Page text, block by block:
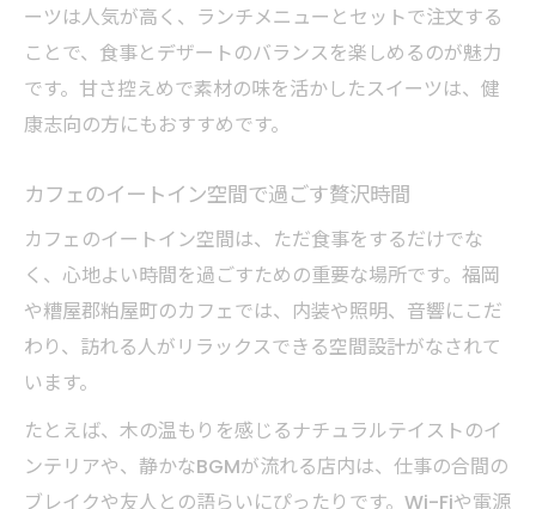
ーツは人気が高く、ランチメニューとセットで注文する
ことで、食事とデザートのバランスを楽しめるのが魅力
です。甘さ控えめで素材の味を活かしたスイーツは、健
康志向の方にもおすすめです。
カフェのイートイン空間で過ごす贅沢時間
カフェのイートイン空間は、ただ食事をするだけでな
く、心地よい時間を過ごすための重要な場所です。福岡
や糟屋郡粕屋町のカフェでは、内装や照明、音響にこだ
わり、訪れる人がリラックスできる空間設計がなされて
います。
たとえば、木の温もりを感じるナチュラルテイストのイ
ンテリアや、静かなBGMが流れる店内は、仕事の合間の
ブレイクや友人との語らいにぴったりです。Wi-Fiや電源